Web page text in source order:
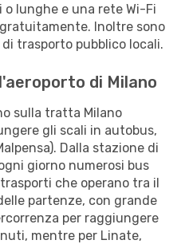
lunghe e una rete Wi-Fi
Inoltre sono
trasporto pubblico locali.
di Milano
sulla tratta Milano
gli scali in autobus,
Dalla stazione di
giorno numerosi bus
che operano tra il
partenze, con grande
per raggiungere
mentre per Linate,